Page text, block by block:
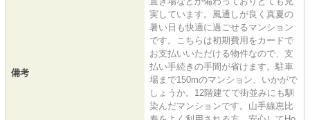
備考
実しています。風通しが良く真夏の
暑い日も快適に過ごせるマンション
です。こちらは初期費用をカードで
お支払いいただける物件なので、支
払い手続きの手間が省けます。駐車
場まで150mのマンション、いかがで
しょうか。12階建てで街並みにも馴
染んだマンションです。山手線恵比